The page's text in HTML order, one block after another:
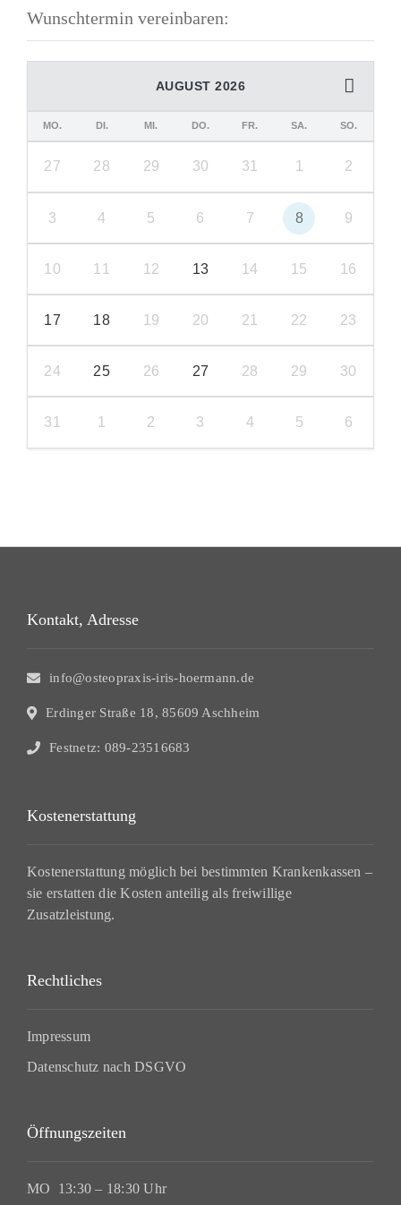
Wunschtermin vereinbaren:
AUGUST 2026
MO. DI. MI. DO. FR. SA. SO.
27 28 29 30 31 1 2
3 4 5 6 7 8 9
10 11 12 13 14 15 16
17 18 19 20 21 22 23
24 25 26 27 28 29 30
31 1 2 3 4 5 6
Kontakt, Adresse
info@osteopraxis-iris-hoermann.de
Erdinger Straße 18, 85609 Aschheim
Festnetz: 089-23516683
Kostenerstattung
Kostenerstattung möglich bei bestimmten Krankenkassen –
sie erstatten die Kosten anteilig als freiwillige
Zusatzleistung.
Rechtliches
Impressum
Datenschutz nach DSGVO
Öffnungszeiten
MO 13:30 – 18:30 Uhr